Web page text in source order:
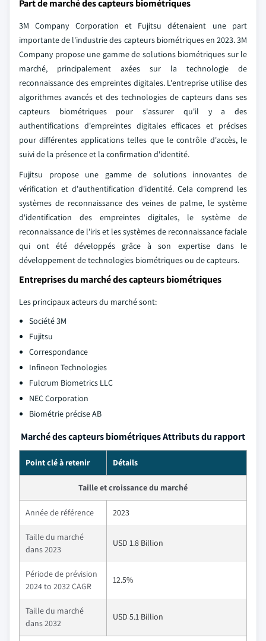
Part de marché des capteurs biométriques
3M Company Corporation et Fujitsu détenaient une part
importante de l'industrie des capteurs biométriques en 2023. 3M
Company propose une gamme de solutions biométriques sur le
marché, principalement axées sur la technologie de
reconnaissance des empreintes digitales. L'entreprise utilise des
algorithmes avancés et des technologies de capteurs dans ses
capteurs biométriques pour s'assurer qu'il y a des
authentifications d'empreintes digitales efficaces et précises
pour différentes applications telles que le contrôle d'accès, le
suivi de la présence et la confirmation d'identité.
Fujitsu propose une gamme de solutions innovantes de
vérification et d'authentification d'identité. Cela comprend les
systèmes de reconnaissance des veines de palme, le système
d'identification des empreintes digitales, le système de
reconnaissance de l'iris et les systèmes de reconnaissance faciale
qui ont été développés grâce à son expertise dans le
développement de technologies biométriques ou de capteurs.
Entreprises du marché des capteurs biométriques
Les principaux acteurs du marché sont:
Société 3M
Fujitsu
Correspondance
Infineon Technologies
Fulcrum Biometrics LLC
NEC Corporation
Biométrie précise AB
Marché des capteurs biométriques Attributs du rapport
Point clé à retenir Détails
Taille et croissance du marché
Année de référence 2023
Taille du marché
dans 2023
USD 1.8 Billion
Période de prévision
2024 to 2032 CAGR
12.5%
Taille du marché
dans 2032
USD 5.1 Billion